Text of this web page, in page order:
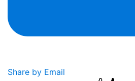
Share by Email